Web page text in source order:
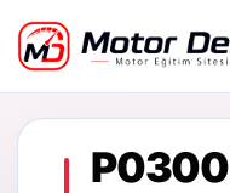
Motor Dersi
P0300